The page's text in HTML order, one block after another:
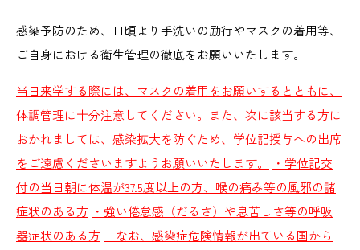
感染予防のため、日頃より手洗いの励行やマスクの着用等、
ご自身における衛生管理の徹底をお願いいたします。
当日来学する際には、マスクの着用をお願いするとともに、
体調管理に十分注意してください。また、次に該当する方に
おかれましては、感染拡大を防ぐため、学位記授与への出席
をご遠慮くださいますようお願いいたします。
・学位記交
付の当日朝に体温が37.5度以上の方、喉の痛み等の風邪の諸
症状のある方 ・強い倦怠感（だるさ）や息苦しさ等の呼吸
器症状のある方
なお、感染症危険情報が出ている国から